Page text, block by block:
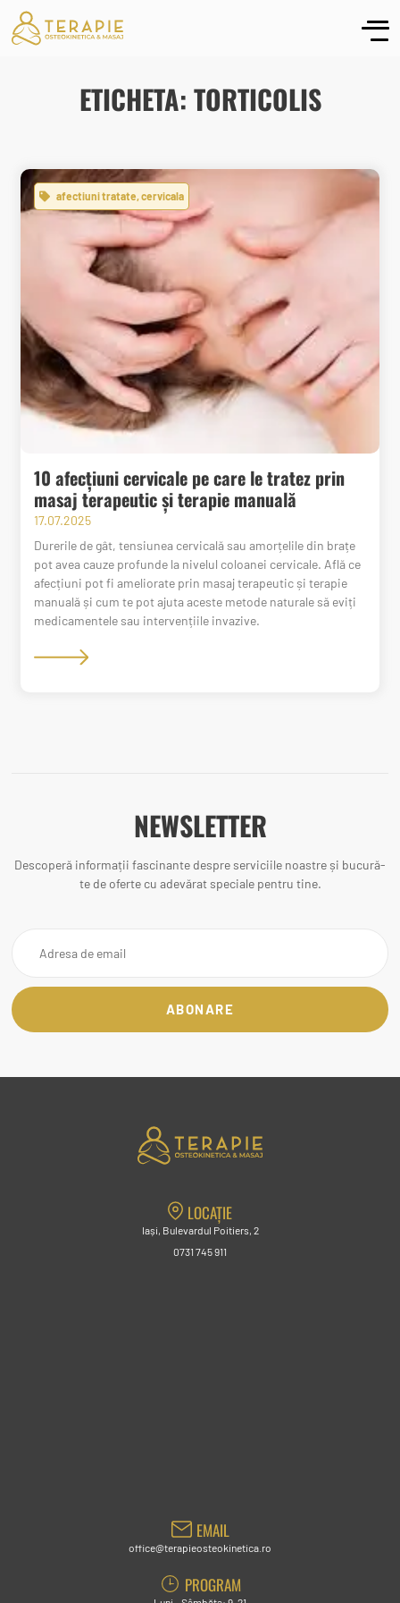
ETICHETA: TORTICOLIS
afectiuni tratate,cervicala
10 afecțiuni cervicale pe care le tratez prin
masaj terapeutic și terapie manuală
17.07.2025
Durerile de gât, tensiunea cervicală sau amorțelile din brațe
pot avea cauze profunde la nivelul coloanei cervicale. Află ce
afecțiuni pot fi ameliorate prin masaj terapeutic și terapie
manuală și cum te pot ajuta aceste metode naturale să eviți
medicamentele sau intervențiile invazive.
NEWSLETTER
Descoperă informații fascinante despre serviciile noastre și bucură-
te de oferte cu adevărat speciale pentru tine.
LOCAȚIE
Iași, Bulevardul Poitiers, 2
0731 745 911
EMAIL
office@terapieosteokinetica.ro
PROGRAM